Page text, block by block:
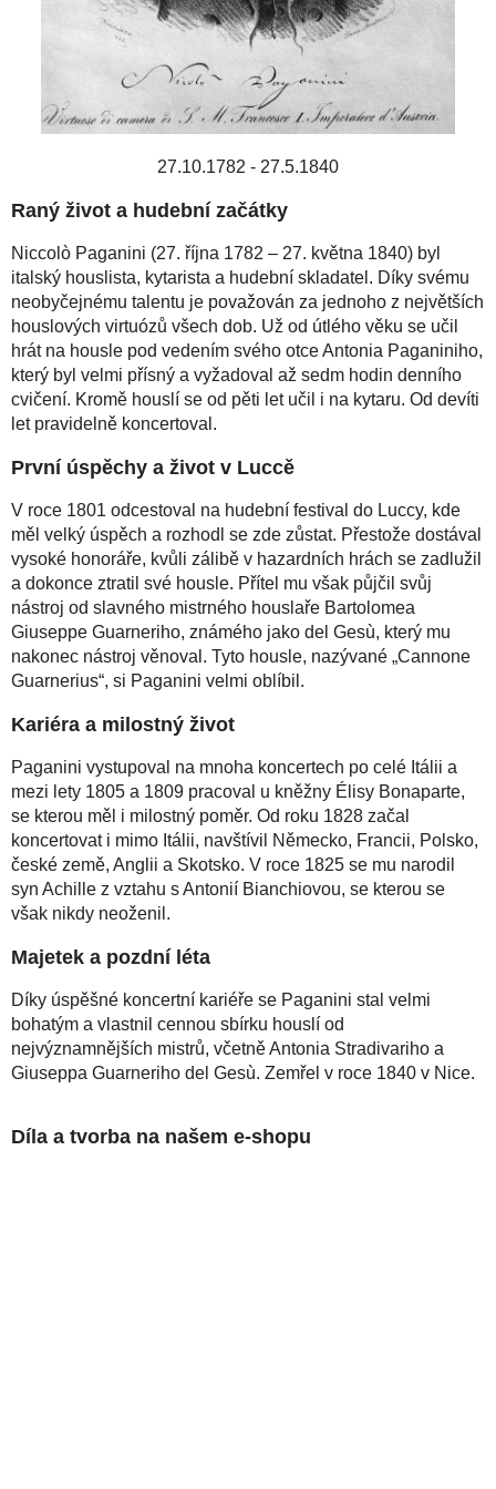
27.10.1782 - 27.5.1840
Raný život a hudební začátky
Niccolò Paganini (27. října 1782 – 27. května 1840) byl
italský houslista, kytarista a hudební skladatel. Díky svému
neobyčejnému talentu je považován za jednoho z největších
houslových virtuózů všech dob. Už od útlého věku se učil
hrát na housle pod vedením svého otce Antonia Paganiniho,
který byl velmi přísný a vyžadoval až sedm hodin denního
cvičení. Kromě houslí se od pěti let učil i na kytaru. Od devíti
let pravidelně koncertoval.
První úspěchy a život v Luccě
V roce 1801 odcestoval na hudební festival do Luccy, kde
měl velký úspěch a rozhodl se zde zůstat. Přestože dostával
vysoké honoráře, kvůli zálibě v hazardních hrách se zadlužil
a dokonce ztratil své housle. Přítel mu však půjčil svůj
nástroj od slavného mistrného houslaře Bartolomea
Giuseppe Guarneriho, známého jako del Gesù, který mu
nakonec nástroj věnoval. Tyto housle, nazývané „Cannone
Guarnerius“, si Paganini velmi oblíbil.
Kariéra a milostný život
Paganini vystupoval na mnoha koncertech po celé Itálii a
mezi lety 1805 a 1809 pracoval u kněžny Élisy Bonaparte,
se kterou měl i milostný poměr. Od roku 1828 začal
koncertovat i mimo Itálii, navštívil Německo, Francii, Polsko,
české země, Anglii a Skotsko. V roce 1825 se mu narodil
syn Achille z vztahu s Antonií Bianchiovou, se kterou se
však nikdy neoženil.
Majetek a pozdní léta
Díky úspěšné koncertní kariéře se Paganini stal velmi
bohatým a vlastnil cennou sbírku houslí od
nejvýznamnějších mistrů, včetně Antonia Stradivariho a
Giuseppa Guarneriho del Gesù. Zemřel v roce 1840 v Nice.
Díla a tvorba na našem e-shopu